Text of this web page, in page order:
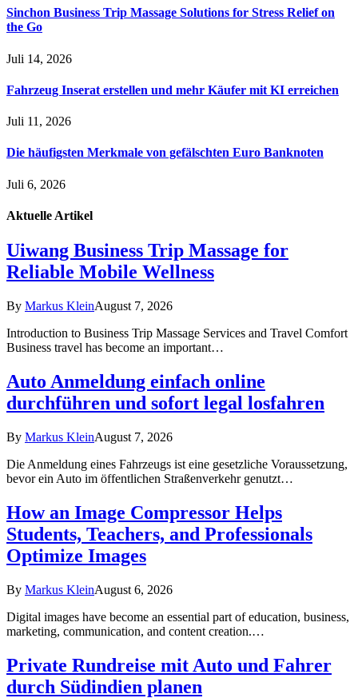
Sinchon Business Trip Massage Solutions for Stress Relief on
the Go
Juli 14, 2026
Fahrzeug Inserat erstellen und mehr Käufer mit KI erreichen
Juli 11, 2026
Die häufigsten Merkmale von gefälschten Euro Banknoten
Juli 6, 2026
Aktuelle Artikel
Uiwang Business Trip Massage for
Reliable Mobile Wellness
By Markus KleinAugust 7, 2026
Introduction to Business Trip Massage Services and Travel Comfort
Business travel has become an important…
Auto Anmeldung einfach online
durchführen und sofort legal losfahren
By Markus KleinAugust 7, 2026
Die Anmeldung eines Fahrzeugs ist eine gesetzliche Voraussetzung,
bevor ein Auto im öffentlichen Straßenverkehr genutzt…
How an Image Compressor Helps
Students, Teachers, and Professionals
Optimize Images
By Markus KleinAugust 6, 2026
Digital images have become an essential part of education, business,
marketing, communication, and content creation.…
Private Rundreise mit Auto und Fahrer
durch Südindien planen